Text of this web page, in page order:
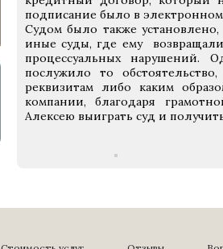
подписание было в
Судом было также
иные суды, где ему
процессуальных нарушений.
послужило то
реквизитам либо каким
компании, благодаря
Алексею выиграть суд и